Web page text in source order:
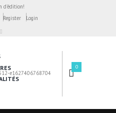
d'édition!
Register Login
0